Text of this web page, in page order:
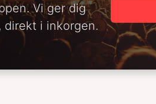
Vi ger dig
direkt i inkorgen.